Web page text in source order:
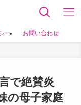
ー お問い合わせ
で絶賛炎
の母子家庭